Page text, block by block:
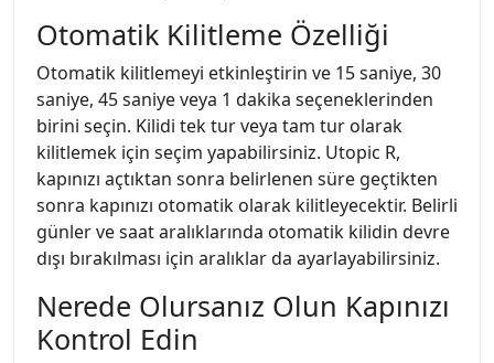
Otomatik Kilitleme Özelliği
Otomatik kilitlemeyi etkinleştirin ve 15 saniye, 30
saniye, 45 saniye veya 1 dakika seçeneklerinden
birini seçin. Kilidi tek tur veya tam tur olarak
kilitlemek için seçim yapabilirsiniz. Utopic R,
kapınızı açtıktan sonra belirlenen süre geçtikten
sonra kapınızı otomatik olarak kilitleyecektir. Belirli
günler ve saat aralıklarında otomatik kilidin devre
dışı bırakılması için aralıklar da ayarlayabilirsiniz.
Nerede Olursanız Olun Kapınızı
Kontrol Edin